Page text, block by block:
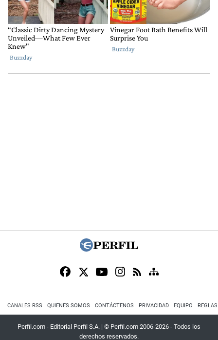
CANALES RSS QUIENES SOMOS CONTÁCTENOS PRIVACIDAD EQUIPO
Perfil.com - Editorial Perfil S.A. | © Perfil.com 2006-2026 - Todos los
derechos reservados.